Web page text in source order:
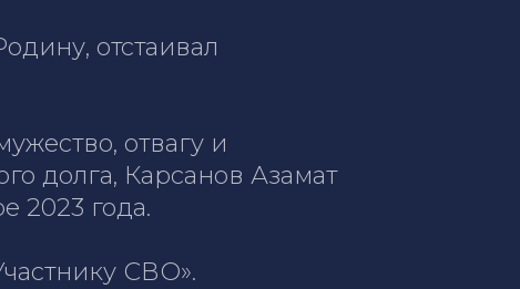
отстаивал
отвагу и
долга, Карсанов Азамат
2023 года.
СВО».